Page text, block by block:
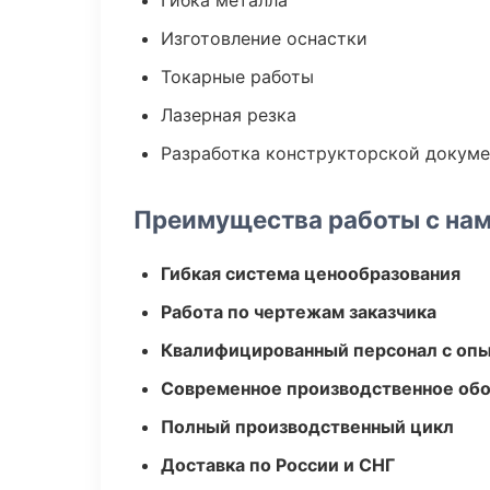
Изготовление оснастки
Токарные работы
Лазерная резка
Разработка конструкторской
Преимущества работы с
Гибкая система ценообразования
Работа по чертежам заказчика
Квалифицированный персонал с
Современное производственное
Полный производственный цикл
Доставка по России и СНГ